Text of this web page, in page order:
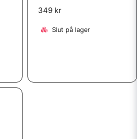
349 kr
Slut på lager